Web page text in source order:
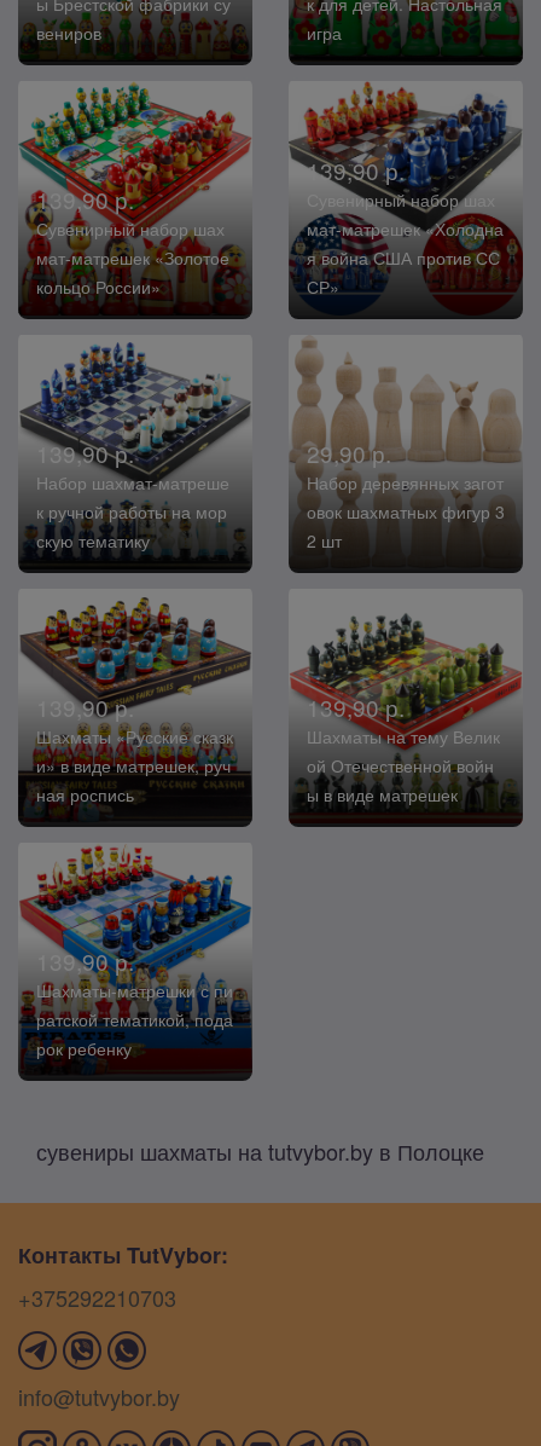
вениров
игра
139,90 р.
Сувенирный набор шах
мат-матрешек «Золотое
кольцо России»
139,90 р.
Сувенирный набор шах
мат-матрешек «Холодна
я война США против СС
СР»
139,90 р.
Набор шахмат-матреше
к ручной работы на мор
скую тематику
29,90 р.
Набор деревянных загот
овок шахматных фигур 3
2 шт
139,90 р.
Шахматы «Русские сказк
и» в виде матрешек, руч
ная роспись
139,90 р.
Шахматы на тему Велик
ой Отечественной войн
ы в виде матрешек
139,90 р.
Шахматы-матрешки с пи
ратской тематикой, пода
рок ребенку
сувениры шахматы на tutvybor.by в Полоцке
Контакты TutVybor:
+375292210703
info@tutvybor.by